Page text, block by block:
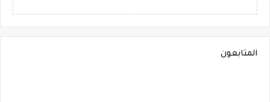
المتابعون